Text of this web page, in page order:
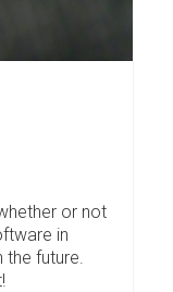
or not
in
the future.